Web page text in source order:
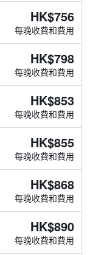
HK$756
每晚收費和費用
HK$798
每晚收費和費用
HK$853
每晚收費和費用
HK$855
每晚收費和費用
HK$868
每晚收費和費用
HK$890
每晚收費和費用